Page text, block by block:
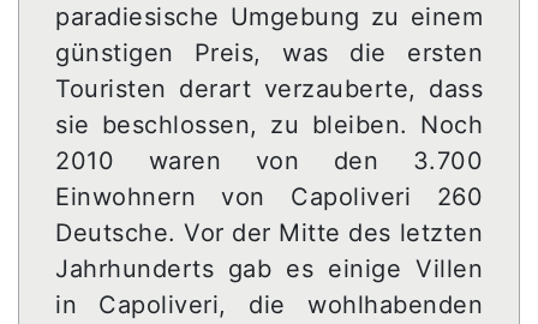
paradiesische Umgebung zu einem
günstigen Preis, was die ersten
Touristen derart verzauberte, dass
sie beschlossen, zu bleiben. Noch
2010 waren von den 3.700
Einwohnern von Capoliveri 260
Deutsche. Vor der Mitte des letzten
Jahrhunderts gab es einige Villen
in Capoliveri, die wohlhabenden